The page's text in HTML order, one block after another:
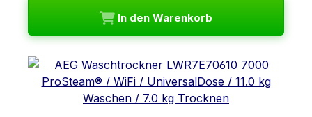
In den Warenkorb